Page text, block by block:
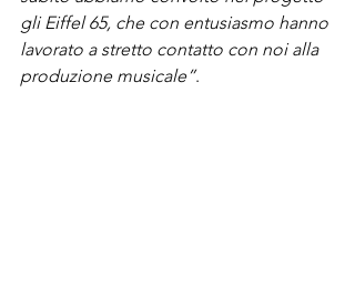
gli Eiffel 65, che con entusiasmo hanno
lavorato a stretto contatto con noi alla
produzione musicale”.